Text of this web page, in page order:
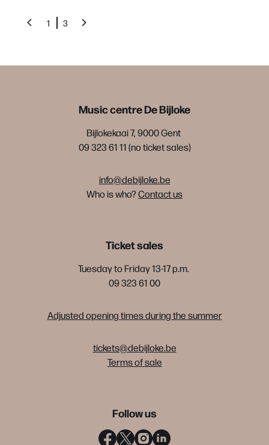
1 3
Music centre De Bijloke
Bijlokekaai 7, 9000 Gent
09 323 61 11 (no ticket sales)
info@debijloke.be
Who is who?Contact us
Ticket sales
Tuesday to Friday 13-17 p.m.
09 323 61 00
Adjusted opening times during the summer
tickets@debijloke.be
Terms of sale
Follow us